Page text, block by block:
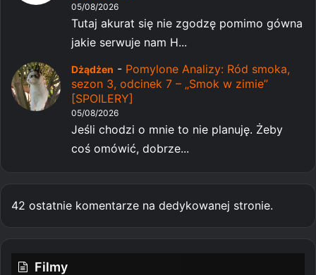
05/08/2026
Tutaj akurat się nie zgodzę pomimo gówna
jakie serwuje nam H...
Dżądżen - Pomylone Analizy: Ród smoka,
sezon 3, odcinek 7 – „Smok w zimie”
[SPOILERY]
05/08/2026
Jeśli chodzi o mnie to nie planuję. Żeby
coś omówić, dobrze...
42 ostatnie komentarze na dedykowanej stronie.
Filmy